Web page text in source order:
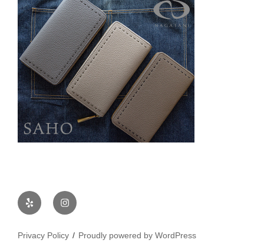
Yelp Instagram
Privacy Policy Proudly powered by WordPress